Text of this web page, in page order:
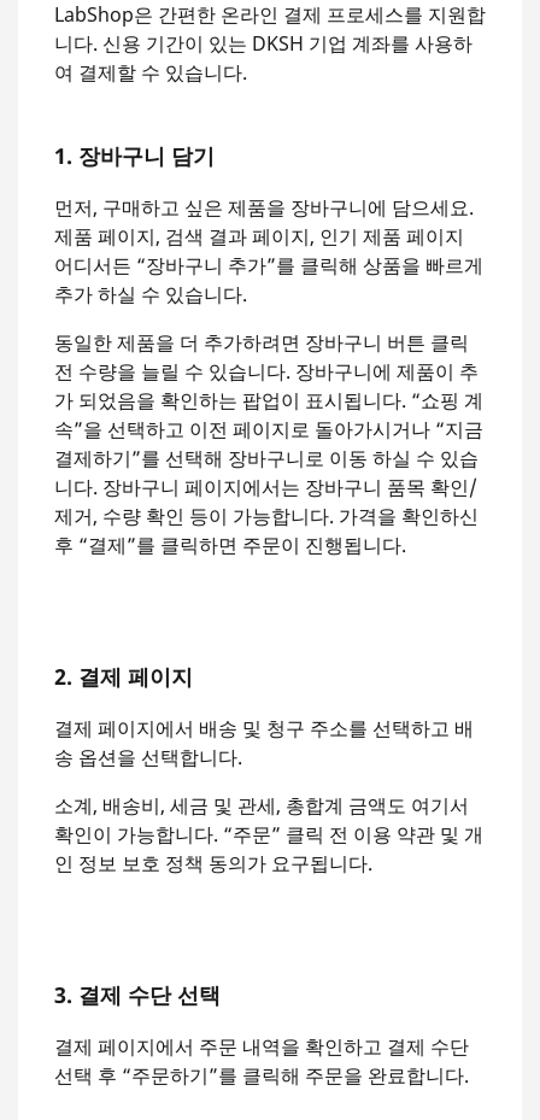
LabShop은 간편한 온라인 결제 프로세스를 지원합
니다. 신용 기간이 있는 DKSH 기업 계좌를 사용하
여 결제할 수 있습니다.
1. 장바구니 담기
먼저, 구매하고 싶은 제품을 장바구니에 담으세요.
제품 페이지, 검색 결과 페이지, 인기 제품 페이지
어디서든 “장바구니 추가”를 클릭해 상품을 빠르게
추가 하실 수 있습니다.
동일한 제품을 더 추가하려면 장바구니 버튼 클릭
전 수량을 늘릴 수 있습니다. 장바구니에 제품이 추
가 되었음을 확인하는 팝업이 표시됩니다. “쇼핑 계
속”을 선택하고 이전 페이지로 돌아가시거나 “지금
결제하기”를 선택해 장바구니로 이동 하실 수 있습
니다. 장바구니 페이지에서는 장바구니 품목 확인/
제거, 수량 확인 등이 가능합니다. 가격을 확인하신
후 “결제”를 클릭하면 주문이 진행됩니다.
2. 결제 페이지
결제 페이지에서 배송 및 청구 주소를 선택하고 배
송 옵션을 선택합니다.
소계, 배송비, 세금 및 관세, 총합계 금액도 여기서
확인이 가능합니다. “주문” 클릭 전 이용 약관 및 개
인 정보 보호 정책 동의가 요구됩니다.
3. 결제 수단 선택
결제 페이지에서 주문 내역을 확인하고 결제 수단
선택 후 “주문하기”를 클릭해 주문을 완료합니다.